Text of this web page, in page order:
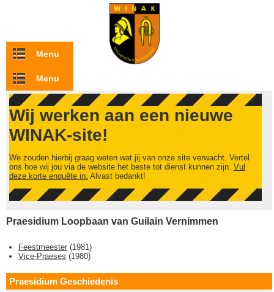
Overslaan en naar de inhoud gaan
Menu
Menu
Wij werken aan een nieuwe
WINAK-site!
We zouden hierbij graag weten wat jij van onze site verwacht. Vertel
ons hoe wij jou via de website het beste tot dienst kunnen zijn. Vul
deze korte enquête in. Alvast bedankt!
Praesidium Loopbaan van Guilain Vernimmen
Feestmeester (1981)
Vice-Praeses (1980)
Praesidium Geschiedenis